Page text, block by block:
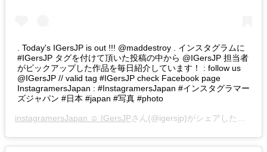
. Today's IGersJP is out !!! @maddestroy . インスタグラムに
#IGersJP タグを付けて頂いた投稿の中から @IGersJP 担当者
がピックアップした作品を毎日紹介しています！ : follow us
@IGersJP // valid tag #IGersJP check Facebook page
InstagramersJapan : #InstagramersJapan #インスタグラマー
ズジャパン #日本 #japan #写真 #photo
instagramersJapan ☺︎ IGersJPさん(@igersjp)がシェアした投稿 –